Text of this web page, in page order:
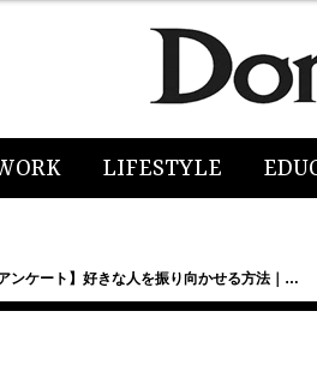
LIFESTYLE
ンケート】好きな人を振り向かせる方法｜…